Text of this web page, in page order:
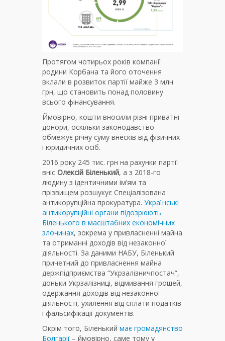
Протягом чотирьох років компанії
родини Корбана та його оточення
вклали в розвиток партії майже 3 млн
грн, що становить понад половину
всього фінансування.
Ймовірно, кошти вносили різні приватні
донори, оскільки законодавство
обмежує річну суму внесків від фізичних
і юридичних осіб.
2016 року 245 тис. грн на рахунки партії
вніс Олексій Біленький, а з 2018-го
людину з ідентичними ім’ям та
прізвищем розшукує Спеціалізована
антикорупційна прокуратура. Українські
антикорупційні органи підозрюють
Біленького в масштабних економічних
злочинах, зокрема у привласненні майна
та отриманні доходів від незаконної
діяльності. За даними НАБУ, Біленький
причетний до привласнення майна
держпідприємства “Укрзалізничпостач”,
доньки Укрзалізниці, відмивання грошей,
одержання доходів від незаконної
діяльності, ухилення від сплати податків
і фальсифікації документів.
Окрім того, Біленький має громадянство
Болгарії – ймовірно, саме тому у